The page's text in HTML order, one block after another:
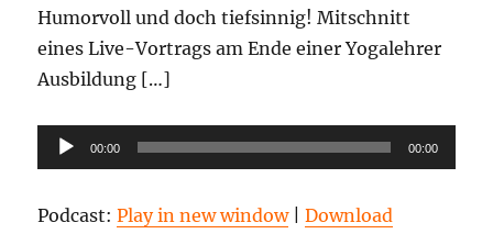
Humorvoll und doch tiefsinnig! Mitschnitt
eines Live-Vortrags am Ende einer Yogalehrer
Ausbildung […]
Audio-
Player
00:00 00:00
Podcast:Play in new window|Download